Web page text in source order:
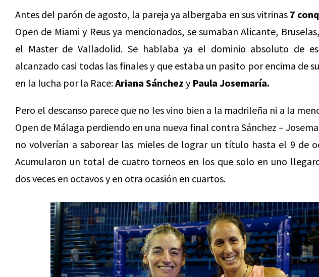
Antes del parón de agosto, la pareja ya albergaba en sus vitrinas 7
Open de Miami y Reus ya mencionados, se sumaban Alicante,
el Master de Valladolid. Se hablaba ya el dominio absoluto de
alcanzado casi todas las finales y que estaba un pasito por encima de
en la lucha por la Race:Ariana Sánchez y Paula Josemaría.
Pero el descanso parece que no les vino bien a la madrileña ni a la
Open de Málaga perdiendo en una nueva final contra Sánchez –
no volverían a saborear las mieles de lograr un título hasta el 9 de
Acumularon un total de cuatro torneos en los que solo en uno
dos veces en octavos y en otra ocasión en cuartos.